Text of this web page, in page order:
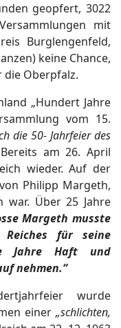
geopfert, 3022
mit
Burglengenfeld,
keine Chance,
Oberpfalz.
„Hundert Jahre
vom 15.
die 50- Jahrfeier des
am 26. April
wieder. Auf der
Philipp Margeth,
war. Über 25 Jahre
Margeth musste
Reiches für seine
Jahre Haft und
nehmen.“
wurde
einer „schlichten,